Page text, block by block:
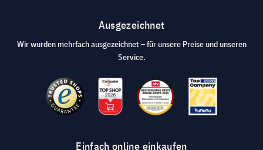
Ausgezeichnet
Wir wurden mehrfach ausgezeichnet – für unsere Preise und unseren
Service.
Einfach online einkaufen